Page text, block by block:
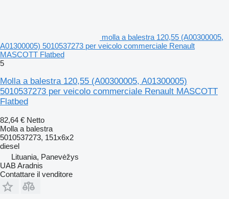
molla a balestra 120,55 (A00300005,
A01300005) 5010537273 per veicolo commerciale Renault
MASCOTT Flatbed
5
Molla a balestra 120,55 (A00300005, A01300005)
5010537273 per veicolo commerciale Renault MASCOTT
Flatbed
82,64 € Netto
Molla a balestra
5010537273, 151x6x2
diesel
Lituania, Panevėžys
UAB Aradnis
Contattare il venditore